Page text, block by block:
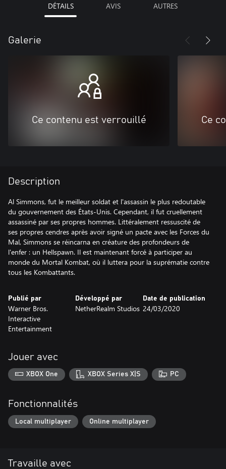
DÉTAILS AVIS AUTRES
Galerie
Ce contenu est verrouillé Ce
Description
Al Simmons, fut le meilleur soldat et l'assassin le plus redoutable
du gouvernement des États-Unis. Cependant, il fut cruellement
assassiné par ses propres hommes. Littéralement ressuscité de
ses propres cendres après avoir signé un pacte avec les Forces du
Mal, Simmons se réincarna en créature des profondeurs de
l'enfer : un Hellspawn. Il est maintenant forcé à participer au
monde du Mortal Kombat, où il luttera pour la suprématie contre
tous les Kombattants.
Publié par
Warner Bros.
Interactive
Entertainment
Développé par
NetherRealm Studios
Date de publication
24/03/2020
Jouer avec
XBOX One XBOX Series X|S PC
Fonctionnalités
Local multiplayer Online multiplayer
Travaille avec